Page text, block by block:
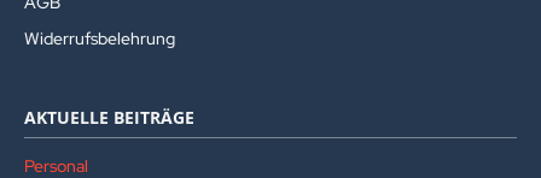
Widerrufsbelehrung
AKTUELLE BEITRÄGE
Personal